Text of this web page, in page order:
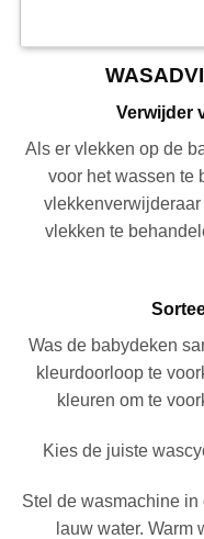
Verwijder
Als er vlekken op de
voor het wassen te
vlekken te
Was de babydeken
kleurdoorloop te
kleuren om te
Kies de juiste
Stel de wasmachine
lauw water. Warm